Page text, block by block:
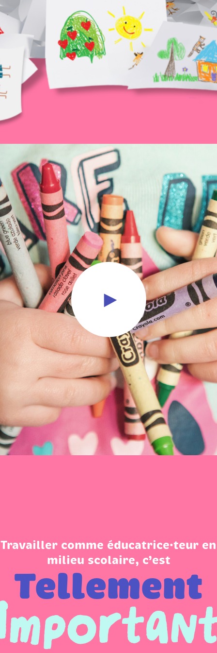
Travailler comme éducatrice·teur en
milieu scolaire, c’est
Tellement